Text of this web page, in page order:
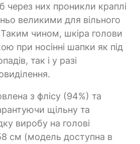
них проникли краплі
великими для вільного
Таким чином, шкіра голови
при носінні шапки як під
так і у разі
з флісу (94%) та
щільну та
виробу на голові
см (модель доступна в